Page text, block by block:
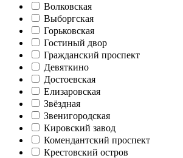
Волковская
Выборгская
Горьковская
Гостиный двор
Гражданский проспект
Девяткино
Достоевская
Елизаровская
Звёздная
Звенигородская
Кировский завод
Комендантский проспект
Крестовский остров